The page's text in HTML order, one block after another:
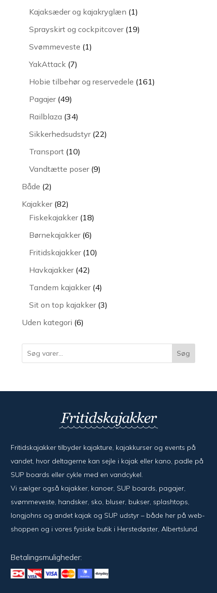
varer
Kajaksæder og kajakryglæn 11
vare
Sprayskirt og cockpitcover 1919
Svømmeveste 11
YakAttack 77
Hobie tilbehør og reservedele 161161
Pagajer 4949
varer
Railblaza 3434
varer
Sikkerhedsudstyr 2222
Transport 1010
varer
Vandtætte poser 99
Både 22
varer
Kajakker 8282
varer
Fiskekajakker 1818
Børnekajakker 66
varer
Fritidskajakker 1010
Havkajakker 4242
varer
Tandem kajakker 44
varer
Sit on top kajakker 33
Uden kategori 66
Søg
Fritidskajakker tilbyder kajak­ture, kajak­kurser og events på
vandet, hvor del­ta­ger­ne kan sejle i kajak eller kano, padle på
SUP boards eller cykle med en vand­cykel.
Vi sælger også kajak­ker, kanoer, SUP boards, pagajer,
svømme­veste, hand­sker, sko, bluser, bukser, splash­tops,
long­johns og andet kajak og SUP udstyr – både her på web­
shoppen og i vores fysiske butik i Her­sted­øster, Alberts­lund.
Betalingsmuligheder: